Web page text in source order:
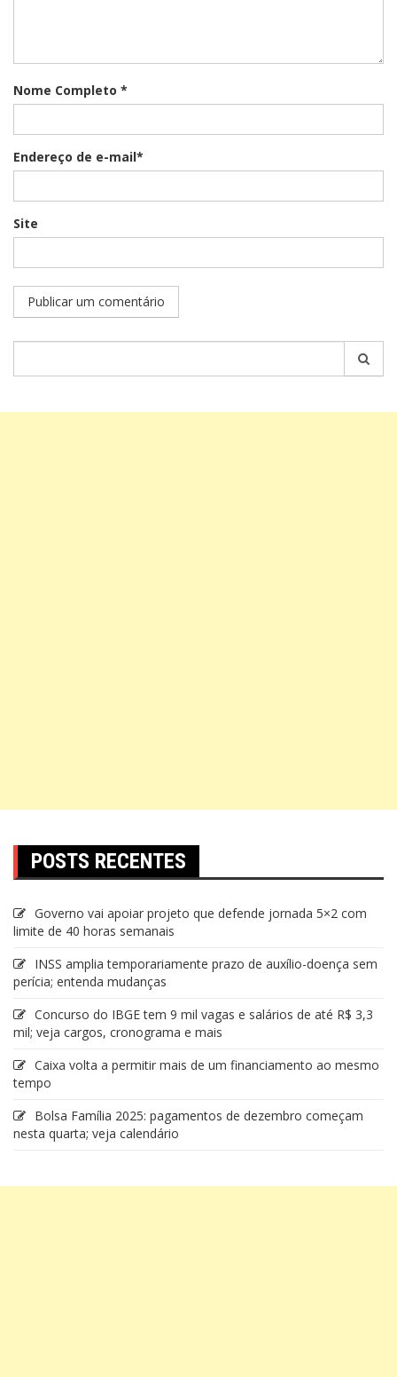
Nome Completo *
Endereço de e-mail*
Site
POSTS RECENTES
Governo vai apoiar projeto que defende jornada 5×2 com
limite de 40 horas semanais
INSS amplia temporariamente prazo de auxílio-doença sem
perícia; entenda mudanças
Concurso do IBGE tem 9 mil vagas e salários de até R$ 3,3
mil; veja cargos, cronograma e mais
Caixa volta a permitir mais de um financiamento ao mesmo
tempo
Bolsa Família 2025: pagamentos de dezembro começam
nesta quarta; veja calendário